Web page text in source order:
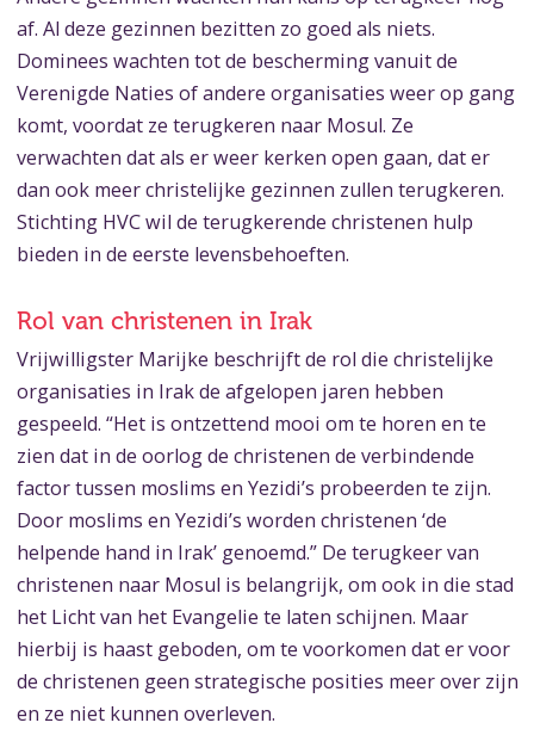
af. Al deze gezinnen bezitten zo goed als niets.
Dominees wachten tot de bescherming vanuit de
Verenigde Naties of andere organisaties weer op gang
komt, voordat ze terugkeren naar Mosul. Ze
verwachten dat als er weer kerken open gaan, dat er
dan ook meer christelijke gezinnen zullen terugkeren.
Stichting HVC wil de terugkerende christenen hulp
bieden in de eerste levensbehoeften.
Rol van christenen in Irak
Vrijwilligster Marijke beschrijft de rol die christelijke
organisaties in Irak de afgelopen jaren hebben
gespeeld. “Het is ontzettend mooi om te horen en te
zien dat in de oorlog de christenen de verbindende
factor tussen moslims en Yezidi’s probeerden te zijn.
Door moslims en Yezidi’s worden christenen ‘de
helpende hand in Irak’ genoemd.” De terugkeer van
christenen naar Mosul is belangrijk, om ook in die stad
het Licht van het Evangelie te laten schijnen. Maar
hierbij is haast geboden, om te voorkomen dat er voor
de christenen geen strategische posities meer over zijn
en ze niet kunnen overleven.